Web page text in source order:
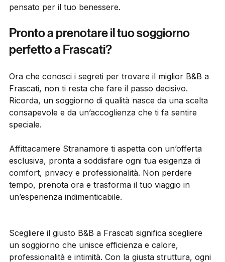
vivere un’esperienza completa, dove ogni dettaglio è
Pronto a prenotare il tuo soggiorno
perfetto a Frascati?
Ora che conosci i segreti per trovare il miglior B&B a
Frascati, non ti resta che fare il passo decisivo.
Ricorda, un soggiorno di qualità nasce da una scelta
consapevole e da un’accoglienza che ti fa sentire
Affittacamere Stranamore ti aspetta con un’offerta
esclusiva, pronta a soddisfare ogni tua esigenza di
comfort, privacy e professionalità. Non perdere
tempo, prenota ora e trasforma il tuo viaggio in
Scegliere il giusto B&B a Frascati significa scegliere
un soggiorno che unisce efficienza e calore,